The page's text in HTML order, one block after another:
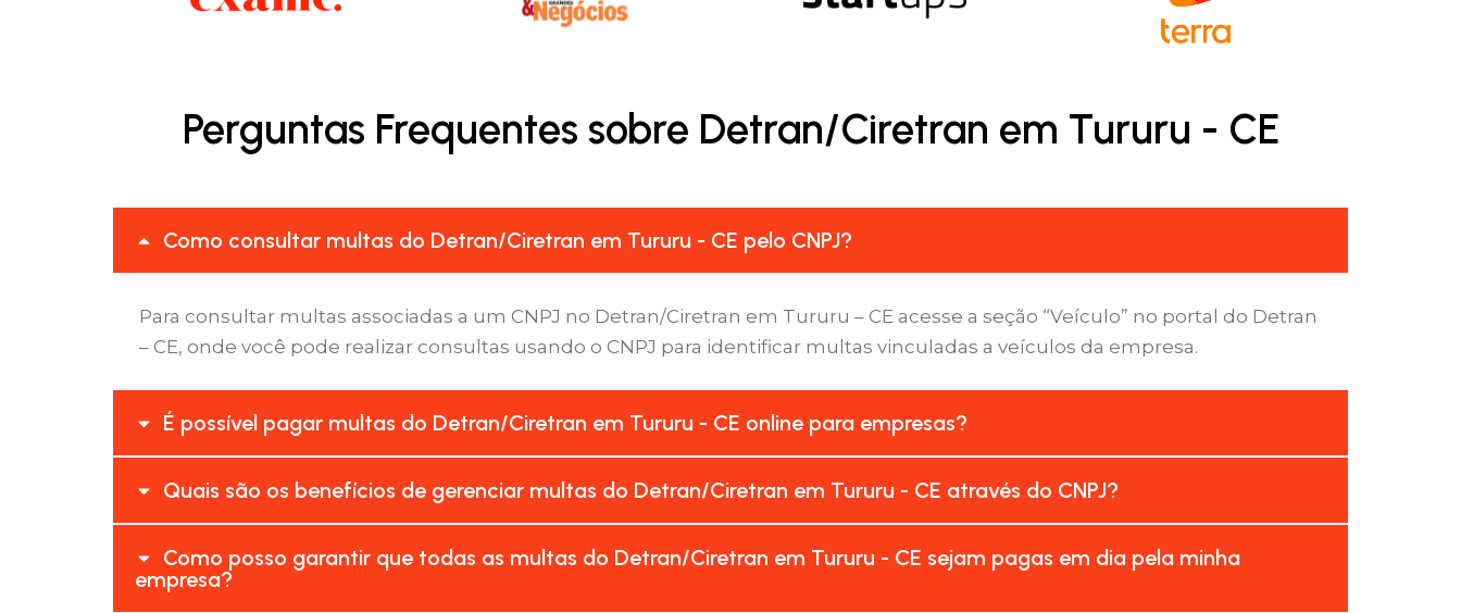
Perguntas Frequentes sobre Detran/Ciretran em Tururu - CE
Como consultar multas do Detran/Ciretran em Tururu - CE pelo CNPJ?
Para consultar multas associadas a um CNPJ no Detran/Ciretran em Tururu – CE acesse a seção “Veículo” no portal do Detran
– CE, onde você pode realizar consultas usando o CNPJ para identificar multas vinculadas a veículos da empresa.
É possível pagar multas do Detran/Ciretran em Tururu - CE online para empresas?
Quais são os benefícios de gerenciar multas do Detran/Ciretran em Tururu - CE através do CNPJ?
Como posso garantir que todas as multas do Detran/Ciretran em Tururu - CE sejam pagas em dia pela minha
empresa?